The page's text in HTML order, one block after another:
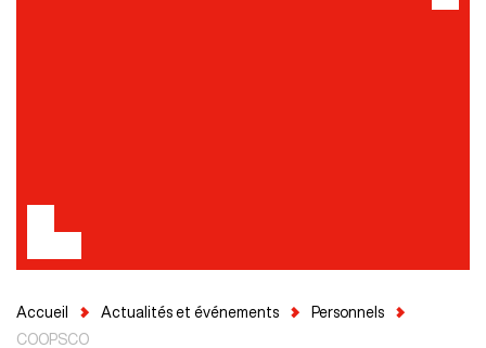
Accueil Actualités et événements
Personnels
COOPSCO